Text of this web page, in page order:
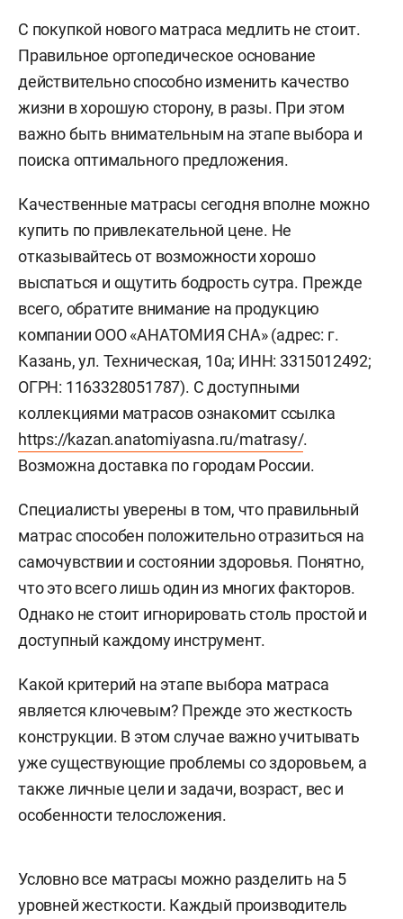
С покупкой нового матраса медлить не стоит.
Правильное ортопедическое основание
действительно способно изменить качество
жизни в хорошую сторону, в разы. При этом
важно быть внимательным на этапе выбора и
поиска оптимального предложения.
Качественные матрасы сегодня вполне можно
купить по привлекательной цене. Не
отказывайтесь от возможности хорошо
выспаться и ощутить бодрость сутра. Прежде
всего, обратите внимание на продукцию
компании ООО «АНАТОМИЯ СНА» (адрес: г.
Казань, ул. Техническая, 10а; ИНН: 3315012492;
ОГРН: 1163328051787). С доступными
коллекциями матрасов ознакомит ссылка
https://kazan.anatomiyasna.ru/matrasy/.
Возможна доставка по городам России.
Специалисты уверены в том, что правильный
матрас способен положительно отразиться на
самочувствии и состоянии здоровья. Понятно,
что это всего лишь один из многих факторов.
Однако не стоит игнорировать столь простой и
доступный каждому инструмент.
Какой критерий на этапе выбора матраса
является ключевым? Прежде это жесткость
конструкции. В этом случае важно учитывать
уже существующие проблемы со здоровьем, а
также личные цели и задачи, возраст, вес и
особенности телосложения.
Условно все матрасы можно разделить на 5
уровней жесткости. Каждый производитель